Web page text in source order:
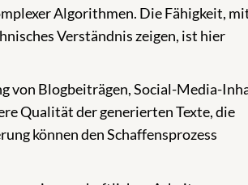
Algorithmen. Die Fähigkeit,
Verständnis zeigen, ist hier
von Blogbeiträgen, Social-Media-
Qualität der generierten Texte, die
können den Schaffensprozess